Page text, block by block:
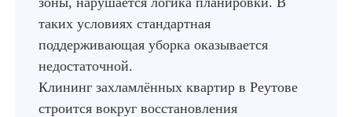
таких условиях стандартная
поддерживающая уборка оказывается
недостаточной.
Клининг захламлённых квартир в Реутове
строится вокруг восстановления